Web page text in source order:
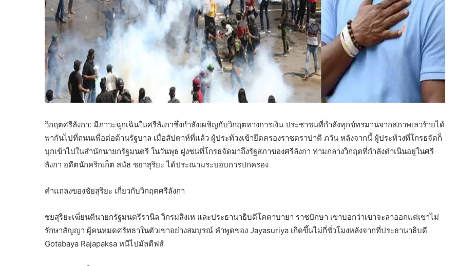
วิกฤตศรีลังกา: มีภาวะฉุกเฉินในศรีลังกาซึ่งกำลังเผชิญกับวิกฤตทางการเงิน ประชาชนที่กำลังทุกข์ทรมานจากสภาพเลวร้ายได้
พากันไปที่ถนนเพื่อต่อต้านรัฐบาล เมื่อสัปดาห์ที่แล้ว ผู้ประท้วงเข้ายึดครองราชตราปาตี ภวัน หลังจากนี้ ผู้ประท้วงที่โกรธจัดก็
บุกเข้าไปในสำนักนายกรัฐมนตรี ในวันพุธ ฝูงชนที่โกรธจัดมาถึงรัฐสภาของศรีลังกา ท่ามกลางวิกฤตที่กำลังดำเนินอยู่ในศรี
ลังกา อดีตนักคริกเก็ต สนัธ ชยาสุริยะ ได้ประณามระบอบการปกครอง
คำแถลงของชัยสุริยะ เกี่ยวกับวิกฤตศรีลังกา
ชยสุริยะเฆี่ยนตีนายกรัฐมนตรีรานิล วิกรมสิงเห และประธานาธิบดีโคตาบายา ราชปักษา เขาบอกว่าเขาจะลาออกแต่เขาไม่
รักษาสัญญา ผู้คนหมดศรัทธาในตัวเขาอย่างสมบูรณ์ คำพูดของ Jayasuriya เกิดขึ้นไม่กี่ชั่วโมงหลังจากที่ประธานาธิบดี
Gotabaya Rajapaksa หนีไปมัลดีฟส์